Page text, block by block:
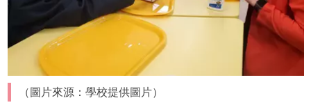
（圖片來源：學校提供圖片）